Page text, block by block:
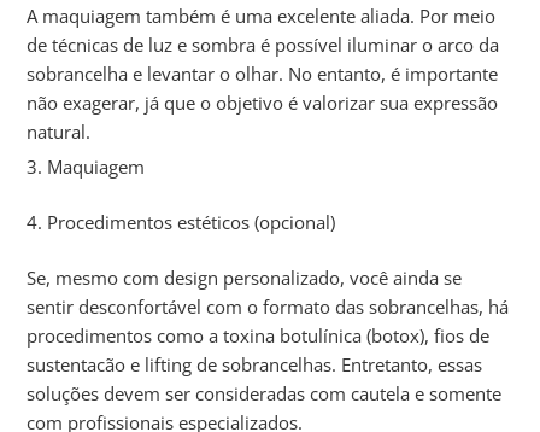
A maquiagem também é uma excelente aliada. Por meio
de técnicas de luz e sombra é possível iluminar o arco da
sobrancelha e levantar o olhar. No entanto, é importante
não exagerar, já que o objetivo é valorizar sua expressão
natural.
3. Maquiagem
4. Procedimentos estéticos (opcional)
Se, mesmo com design personalizado, você ainda se
sentir desconfortável com o formato das sobrancelhas, há
procedimentos como a toxina botulínica (botox), fios de
sustentacão e lifting de sobrancelhas. Entretanto, essas
soluções devem ser consideradas com cautela e somente
com profissionais especializados.